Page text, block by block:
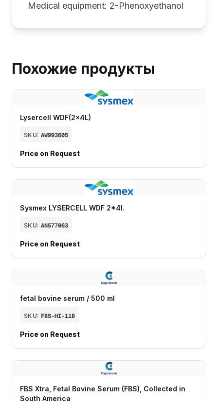
Medical equipment: 2-Phenoxyethanol
Похожие продукты
Lysercell WDF(2x4L)
SKU: AW993605
Price on Request
Sysmex LYSERCELL WDF 2*4l.
SKU: AN577063
Price on Request
fetal bovine serum / 500 ml
SKU: FBS-HI-11B
Price on Request
FBS Xtra, Fetal Bovine Serum (FBS), Collected in
South America